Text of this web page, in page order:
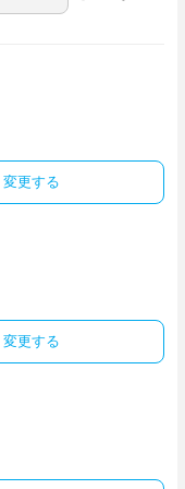
変更する
変更する